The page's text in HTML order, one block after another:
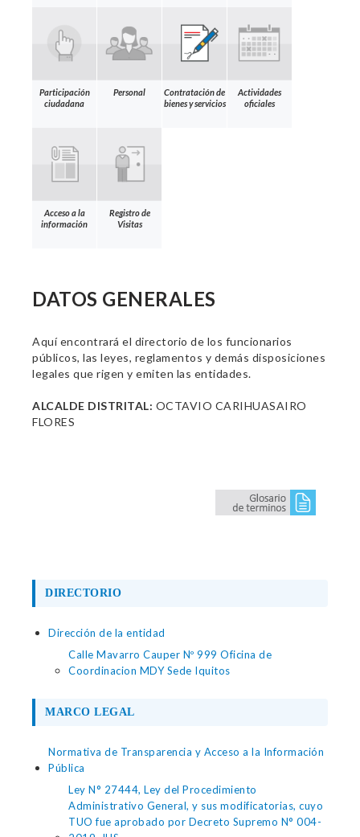
Participación
ciudadana
Personal
Contratación de
bienes y servicios
Actividades
oficiales
Acceso a la
información
Registro de
Visitas
DATOS GENERALES
Aquí encontrará el directorio de los funcionarios
públicos, las leyes, reglamentos y demás disposiciones
legales que rigen y emiten las entidades.
ALCALDE DISTRITAL: OCTAVIO CARIHUASAIRO
FLORES
DIRECTORIO
Dirección de la entidad
Calle Mavarro Cauper Nº 999 Oficina de
Coordinacion MDY Sede Iquitos
MARCO LEGAL
Normativa de Transparencia y Acceso a la Información
Pública
Ley N° 27444, Ley del Procedimiento
Administrativo General, y sus modificatorias, cuyo
TUO fue aprobado por Decreto Supremo N° 004-